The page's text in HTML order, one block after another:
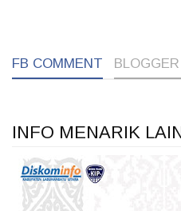
FB COMMENT
INFO MENARIK